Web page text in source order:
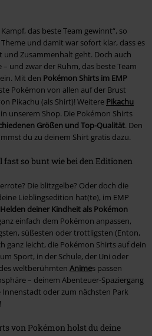
das beste Team gewinnt“, so
und damit war sofort klar, dass es
Zusammenhalt geht. Doch auch
und zwar der Ruhm, das beste Team
Mit den Pokémon Shirts im EMP
Pokémon von allen auf der Brust
Pikachu (als Shirt)! Weitere Pikachu
unserem Shop. Die Pokémon Shirts
Größen und Top-Qualität. Den
du zu deinem Shirt gratis dazu.
so bunt wie bei den Editionen
Die blitzgelbe? Oder doch die
Lieblingsedition hat(te), im EMP
deiner Kindheit als Pokémon
einfach dem Pokémon anpassen,
süßesten oder trottligsten (Enton,
ganz leicht, die Pokémon Shirts auf dein
Sport, in der Schule, der Uni oder
weltberühmten Animes passen
– deinem Abenteuer-Spaziergang
oder zum nächsten Park
von Pokémon holst du deine